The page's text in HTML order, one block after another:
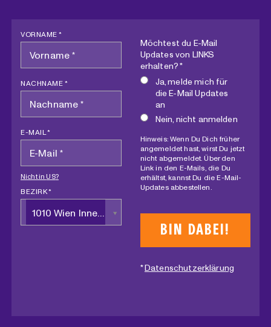
VORNAME *
NACHNAME *
E-MAIL *
Nicht inUS?
BEZIRK *
1010 Wien Innere Stadt
Möchtest du E-Mail
Updates von LINKS
erhalten? *
Ja, melde mich für
die E-Mail Updates
an
Nein, nicht anmelden
Hinweis: Wenn Du Dich früher
angemeldet hast, wirst Du jetzt
nicht abgemeldet. Über den
Link in den E-Mails, die Du
erhältst, kannst Du die E-Mail-
Updates abbestellen.
*Datenschutzerklärung